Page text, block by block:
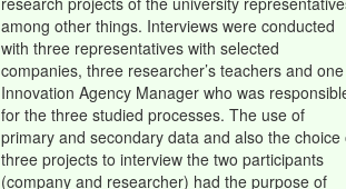
among other things. Interviews were conducted
with three representatives with selected
companies, three researcher’s teachers and one
Innovation Agency Manager who was
for the three studied processes. The use of
primary and secondary data and also the choice
three projects to interview the two participants
(company and researcher) had the purpose of